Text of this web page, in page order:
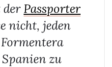
der Passporter
nicht, jeden
zu